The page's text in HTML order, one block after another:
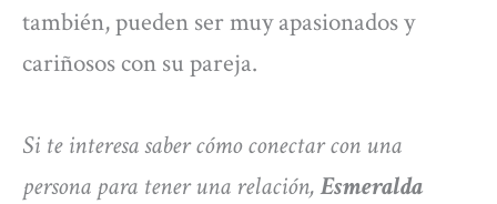
también, pueden ser muy apasionados y
cariñosos con su pareja.
Si te interesa saber cómo conectar con una
persona para tener una relación, Esmeralda